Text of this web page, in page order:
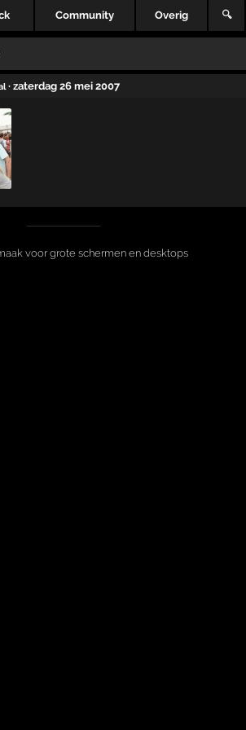
Community Overig 🔍
· zaterdag 26 mei 2007
voor grote schermen en desktops